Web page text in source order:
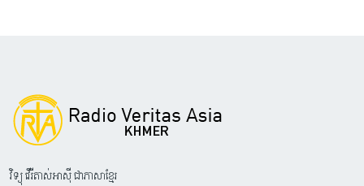
វិទ្យុ វើរីតាស់អាស៊ី ជាភាសាខ្មែរ